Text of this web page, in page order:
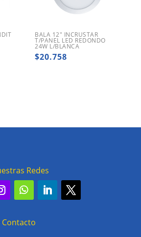
BALA 12″ INCRUSTAR
T/PANEL LED REDONDO
24W L/BLANCA
$20.758
Redes